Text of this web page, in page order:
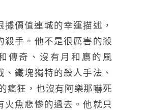
據價值連城的幸運描述，
殺手。他不是很厲害的殺
傳奇、沒有月和鷹的風
、鐵塊獨特的殺人手法、
瘋狂，也沒有阿樂那嚇死
火魚悲慘的過去。他就只